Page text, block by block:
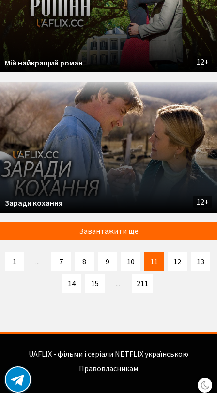
12+
Мій найкращий роман
12+
Заради кохання
Завантажити ще
1 ... 7 8 9 10 11 12 13
14 15 ... 211
UAFLIX - фільми і серіали NETFLIX українською
Правовласникам